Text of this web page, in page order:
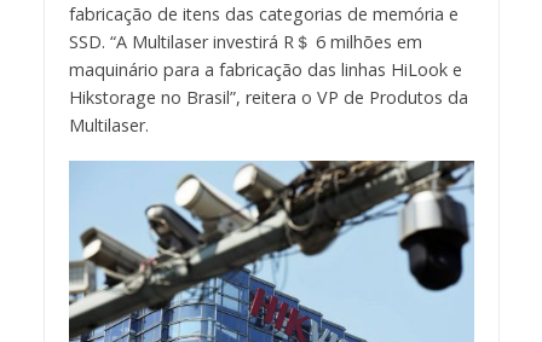
fabricação de itens das categorias de memória e
SSD. “A Multilaser investirá R＄ 6 milhões em
maquinário para a fabricação das linhas HiLook e
Hikstorage no Brasil”, reitera o VP de Produtos da
Multilaser.